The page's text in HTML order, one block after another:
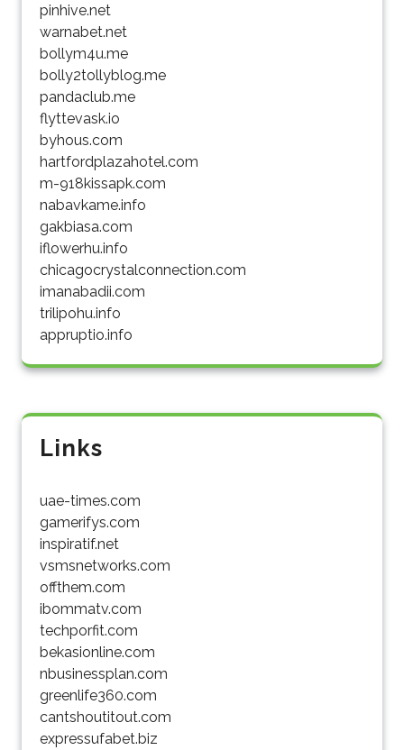
pinhive.net
warnabet.net
bollym4u.me
bolly2tollyblog.me
pandaclub.me
flyttevask.io
byhous.com
hartfordplazahotel.com
m-918kissapk.com
nabavkame.info
gakbiasa.com
iflowerhu.info
chicagocrystalconnection.com
imanabadii.com
trilipohu.info
appruptio.info
Links
uae-times.com
gamerifys.com
inspiratif.net
vsmsnetworks.com
offthem.com
ibommatv.com
techporfit.com
bekasionline.com
nbusinessplan.com
greenlife360.com
cantshoutitout.com
expressufabet.biz